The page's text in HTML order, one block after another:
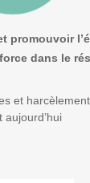
promouvoir
dans le
et
aujourd’hui